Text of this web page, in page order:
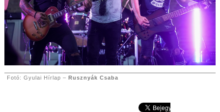
Fotó: Gyulai Hírlap – Rusznyák Csaba